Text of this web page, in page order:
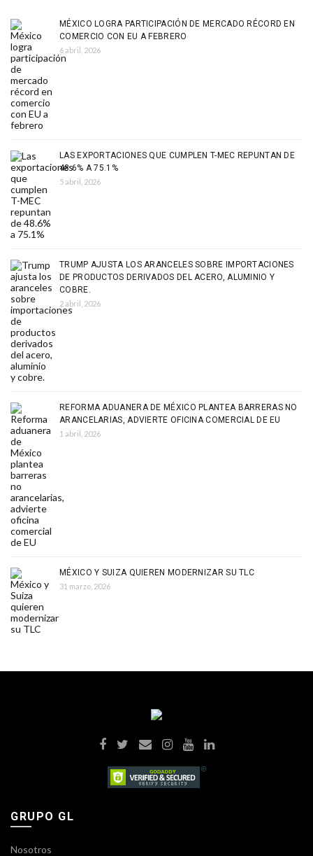
MÉXICO LOGRA PARTICIPACIÓN DE MERCADO RÉCORD EN
COMERCIO CON EU A FEBRERO
6 abril, 2026
LAS EXPORTACIONES QUE CUMPLEN T-MEC REPUNTAN DE
48.6% A 75.1%
5 abril, 2026
TRUMP AJUSTA LOS ARANCELES SOBRE IMPORTACIONES
DE PRODUCTOS DERIVADOS DEL ACERO, ALUMINIO Y
COBRE.
2 abril, 2026
REFORMA ADUANERA DE MÉXICO PLANTEA BARRERAS NO
ARANCELARIAS, ADVIERTE OFICINA COMERCIAL DE EU
1 abril, 2026
MÉXICO Y SUIZA QUIEREN MODERNIZAR SU TLC
31 marzo, 2026
GRUPO GL
Nosotros